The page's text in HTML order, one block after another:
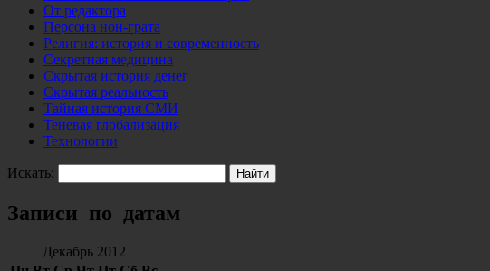
От редактора
Персона нон-грата
Религия: история и современность
Секретная медицина
Скрытая история денег
Скрытая реальность
Тайная история СМИ
Теневая глобализация
Технологии
Искать:
Записи по датам
Декабрь 2012